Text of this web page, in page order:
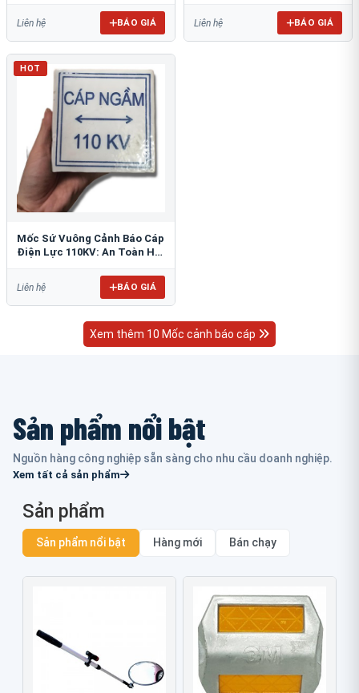
Liên hệ BÁO GIÁ Liên hệ BÁO GIÁ
HOT
Mốc Sứ Vuông Cảnh Báo Cáp
Điện Lực 110KV: An Toàn Hệ
Liên hệ BÁO GIÁ
Xem thêm 10 Mốc cảnh báo cáp
Sản phẩm nổi bật
Nguồn hàng công nghiệp sẵn sàng cho nhu cầu doanh nghiệp.
Xem tất cả sản phẩm
Sản phẩm
Sản phẩm nổi bật Hàng mới Bán chạy